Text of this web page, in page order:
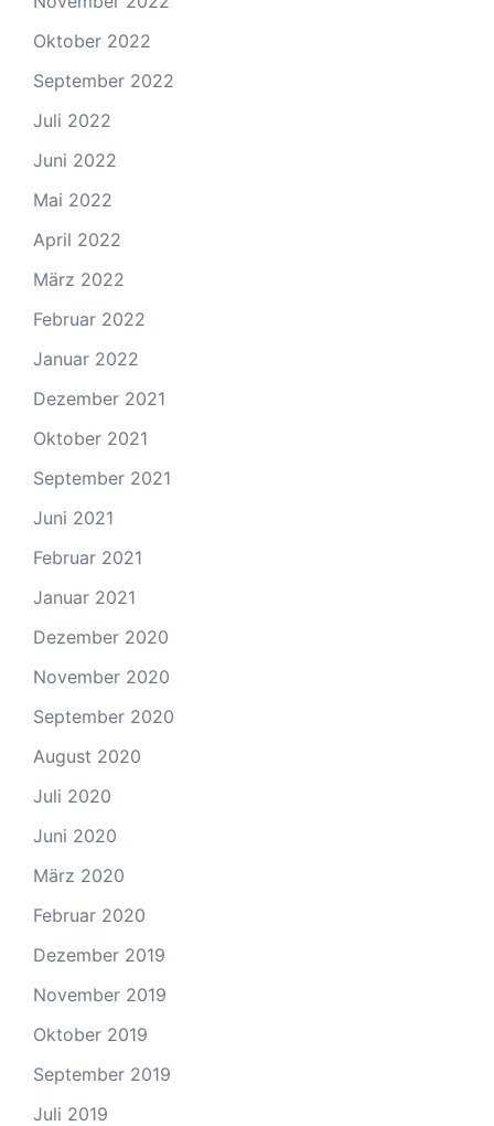
Oktober 2022
September 2022
Juli 2022
Juni 2022
Mai 2022
April 2022
März 2022
Februar 2022
Januar 2022
Dezember 2021
Oktober 2021
September 2021
Juni 2021
Februar 2021
Januar 2021
Dezember 2020
November 2020
September 2020
August 2020
Juli 2020
Juni 2020
März 2020
Februar 2020
Dezember 2019
November 2019
Oktober 2019
September 2019
Juli 2019